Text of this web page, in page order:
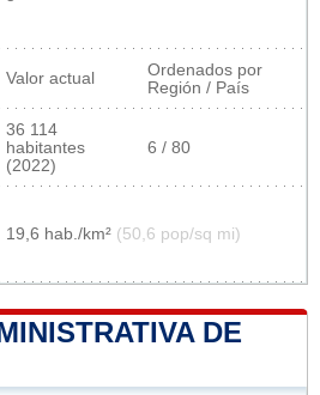
Valor actual
Ordenados por
Región / País
36 114
habitantes
(2022)
6 / 80
19,6 hab./km² (50,6 pop/sq mi)
DE